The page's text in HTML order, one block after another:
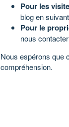
Pour les
blog en suivant
Pour le
nous
Nous espérons que
compréhension.